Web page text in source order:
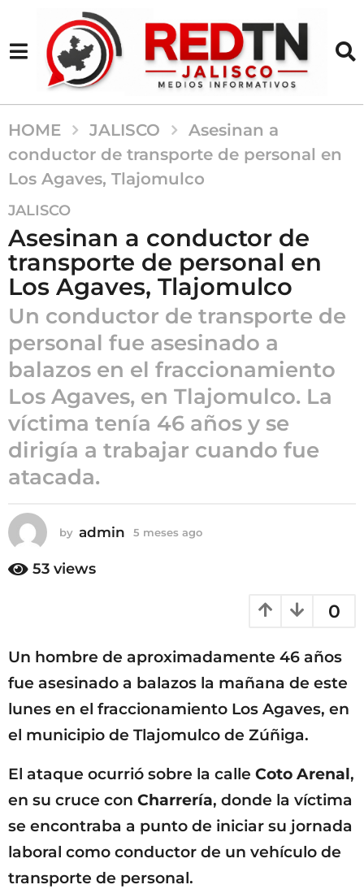
HOME JALISCO
Asesinan a
conductor de transporte de personal en
Los Agaves, Tlajomulco
5
m
e
s
a
g
o
5
m
e
e
s
g
o
JALISCO
Asesinan a conductor de
transporte de personal en
Los Agaves, Tlajomulco
Un conductor de transporte de
personal fue asesinado a
balazos en el fraccionamiento
Los Agaves, en Tlajomulco. La
víctima tenía 46 años y se
dirigía a trabajar cuando fue
atacada.
by admin 5 meses ago
o
53 views
0
Un hombre de aproximadamente 46 años
fue asesinado a balazos la mañana de este
lunes en el fraccionamiento Los Agaves, en
el municipio de Tlajomulco de Zúñiga.
El ataque ocurrió sobre la calle Coto Arenal,
en su cruce con Charrería, donde la víctima
se encontraba a punto de iniciar su jornada
laboral como conductor de un vehículo de
transporte de personal.